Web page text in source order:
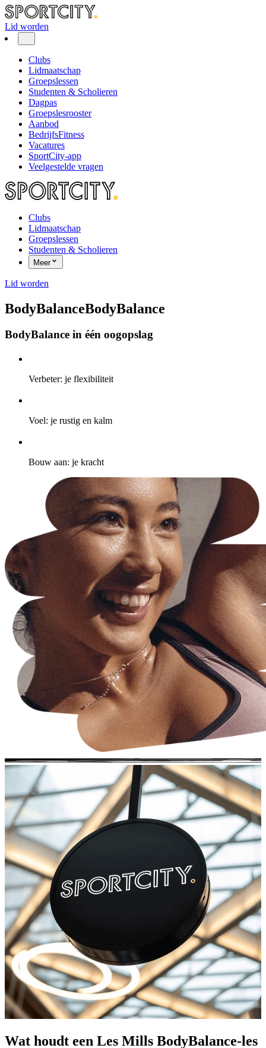
Lid worden
Clubs
Lidmaatschap
Groepslessen
Studenten & Scholieren
Dagpas
Groepslesrooster
Aanbod
BedrijfsFitness
Vacatures
SportCity-app
Veelgestelde vragen
Clubs
Lidmaatschap
Groepslessen
Studenten & Scholieren
Meer
Lid worden
BodyBalanceBodyBalance
BodyBalance in één oogopslag
Verbeter: je flexibiliteit
Voel: je rustig en kalm
Bouw aan: je kracht
Wat houdt een Les Mills BodyBalance-les